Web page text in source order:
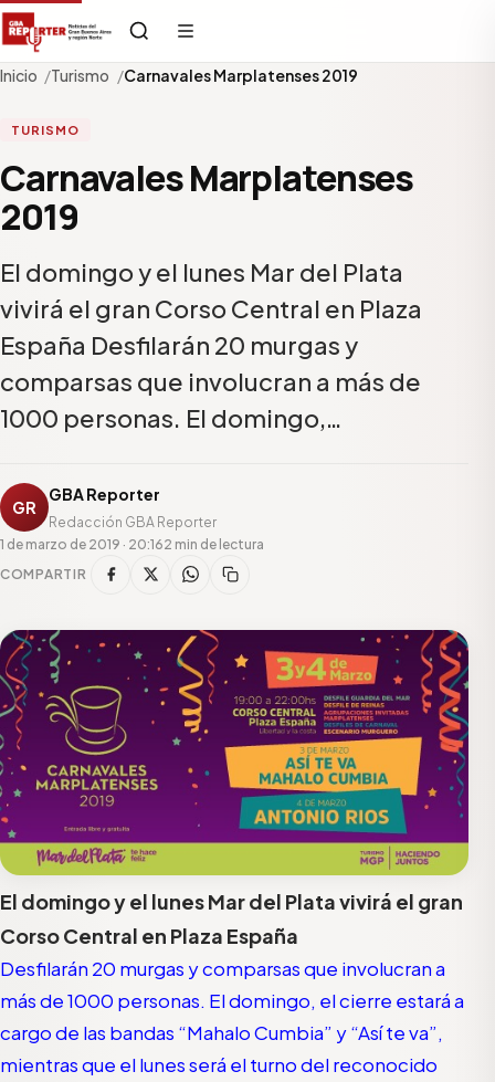
Inicio Turismo Carnavales Marplatenses 2019
TURISMO
Carnavales Marplatenses
2019
El domingo y el lunes Mar del Plata
vivirá el gran Corso Central en Plaza
España Desfilarán 20 murgas y
comparsas que involucran a más de
1000 personas. El domingo,…
GR
GBA Reporter
Redacción GBA Reporter
1 de marzo de 2019 · 20:162 min de lectura
COMPARTIR
El domingo y el lunes Mar del Plata vivirá el gran
Corso Central en Plaza España
Desfilarán 20 murgas y comparsas que involucran a
más de 1000 personas. El domingo, el cierre estará a
cargo de las bandas “Mahalo Cumbia” y “Así te va”,
mientras que el lunes será el turno del reconocido